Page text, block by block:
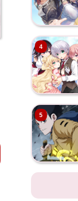
4
5